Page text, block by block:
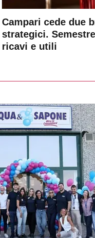
Campari cede due
strategici.
ricavi e utili